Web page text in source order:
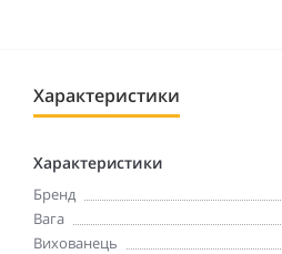
Характеристики
Характеристики
Бренд
Вага
Вихованець